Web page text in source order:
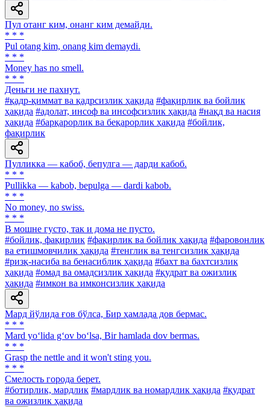
Пул отанг ким, онанг ким демайди.
* * *
Pul otang kim, onang kim demaydi.
* * *
Money has no smell.
* * *
Деньги не пахнут.
#қадр-қиммат ва қадрсизлик ҳақида #фақирлик ва бойлик
ҳақида #адолат, инсоф ва инсофсизлик ҳақида #нақд ва насия
ҳақида #барқарорлик ва беқарорлик ҳақида #бойлик,
фақирлик
Пулликка — кабоб, бепулга — дарди кабоб.
* * *
Pullikka — kabob, bepulga — dardi kabob.
* * *
No money, no swiss.
* * *
В мошне густо, так и дома не пусто.
#бойлик, фақирлик #фақирлик ва бойлик ҳақида #фаровонлик
ва етишмовчилик ҳақида #тенглик ва тенгсизлик ҳақида
#ризқ-насиба ва бенасиблик ҳақида #бахт ва бахтсизлик
ҳақида #омад ва омадсизлик ҳақида #қудрат ва ожизлик
ҳақида #имкон ва имконсизлик ҳақида
Мард йўлида ғов бўлса, Бир ҳамлада дов бермас.
* * *
Mard yo‘lida g‘ov bo‘lsa, Bir hamlada dov bermas.
* * *
Grasp the nettle and it won't sting you.
* * *
Смелость города берет.
#ботирлик, мардлик #мардлик ва номардлик ҳақида #қудрат
ва ожизлик ҳақида